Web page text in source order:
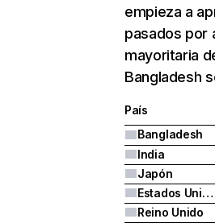
empieza a
pasados por
mayoritaria
Bangladesh
País
Bangladesh
India
Japón
Estados Unidos
Reino Unido